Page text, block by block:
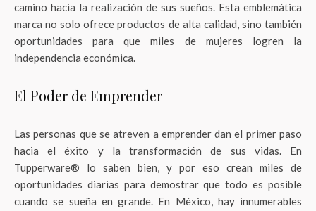
camino hacia la realización de sus sueños. Esta emblemática
marca no solo ofrece productos de alta calidad, sino también
oportunidades para que miles de mujeres logren la
independencia económica.
El Poder de Emprender
Las personas que se atreven a emprender dan el primer paso
hacia el éxito y la transformación de sus vidas. En
Tupperware® lo saben bien, y por eso crean miles de
oportunidades diarias para demostrar que todo es posible
cuando se sueña en grande. En México, hay innumerables